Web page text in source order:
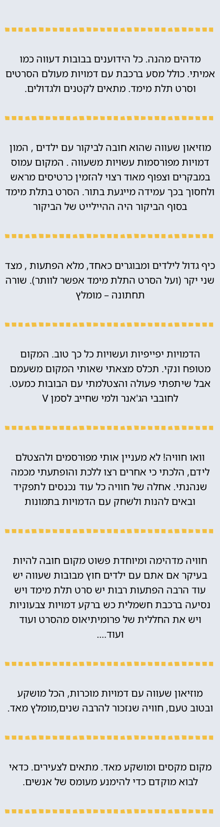
מדהים מהנה. כל הידוענים בבובות דעווה כמו
אמיתי. כולל מסע ברכבת עם דמויות מעולם הסרטים
וסרט תלת מימד. מתאים לקטנים ולגדולים.
מוזיאון שעווה שהוא חובה לביקור עם ילדים , המון
דמויות מפורסמות עשויות משעווה . המקום עמוס
במבקרים וצפוף מאוד רצוי להזמין כרטיסים מראש
ולחסוך בכך עמידה מייגעת בתור. הסרט בתלת מימד
בסוף הביקור היה ההיילייט של הביקור
כיף גדול לילדים ומבוגרים כאחד, מלא הפתעות , מצד
שני יקר (ועל הסרט התלת מימד אפשר לוותר). שורה
תחתונה – מומלץ
הדמויות יפייפיות ועשויות כל כך טוב. המקום
מטופח ונקי. תכלס מצאתי שאותי המקום משעמם
אבל שיתפתי פעולה והצטלמתי עם הבובות כמעט.
לחובבי הג'אנר ולמי שחייב לסמן V
וואו חוויה! לא מעניין אותי מפורסמים ולהצטלם
לידם, הלכתי כי אחרים רצו ללכת והופתעתי מכמה
שנהנתי. אחלה של חוויה כל עוד נכנסים לתפקיד
ובאים להנות ולשחק עם הדמויות בתמונות
חוויה מדהימה ומיוחדת פשוט מקום חובה להיות
בעיקר אם אתם עם ילדים חוץ מבובות שעווה יש
עוד הרבה הפתעות רבות יש סרט תלת מימד ויש
נסיעה ברכבת חשמלית כש ברקע דמויות צבעוניות
ויש את החללית של פרומיתיאוס מהסרט ועוד
ועוד….
מוזיאון שעווה עם דמויות מוכרות, הכל מושקע
ובטוב טעם, חוויה שנזכור להרבה שנים,מומלץ מאד.
מקום מקסים ומושקע מאד. מתאים לצעירים. כדאי
לבוא מוקדם כדי להימנע מעומס של אנשים.